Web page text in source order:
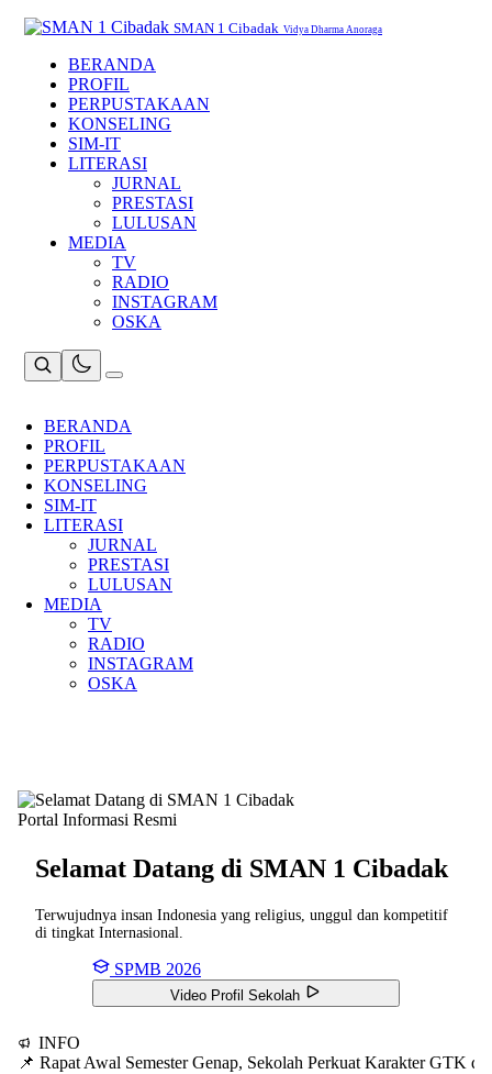
SMAN 1 Cibadak Vidya Dharma Anoraga
BERANDA
PROFIL
PERPUSTAKAAN
KONSELING
SIM-IT
LITERASI
JURNAL
PRESTASI
LULUSAN
MEDIA
TV
RADIO
INSTAGRAM
OSKA
BERANDA
PROFIL
PERPUSTAKAAN
KONSELING
SIM-IT
LITERASI
JURNAL
PRESTASI
LULUSAN
MEDIA
TV
RADIO
INSTAGRAM
OSKA
Portal Informasi Resmi
Selamat Datang di SMAN 1 Cibadak
Terwujudnya insan Indonesia yang religius, unggul dan kompetitif
di tingkat Internasional.
SPMB 2026
Video Profil Sekolah
INFO
📌 Rapat Awal Semester Genap, Sekolah Perkuat Karakter GTK